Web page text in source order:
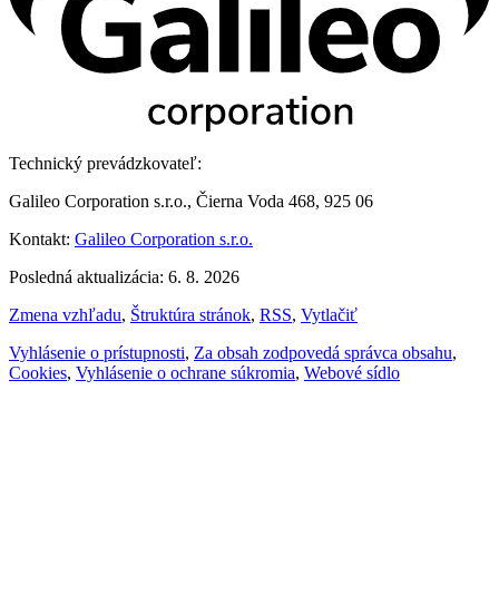
Technický prevádzkovateľ:
Galileo Corporation s.r.o., Čierna Voda 468, 925 06
Kontakt: Galileo Corporation s.r.o.
Posledná aktualizácia: 6. 8. 2026
Zmena vzhľadu, Štruktúra stránok, RSS, Vytlačiť
Vyhlásenie o prístupnosti, Za obsah zodpovedá správca obsahu,
Cookies, Vyhlásenie o ochrane súkromia, Webové sídlo